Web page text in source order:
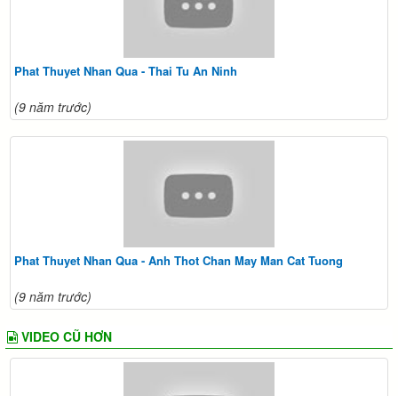
Phat Thuyet Nhan Qua - Thai Tu An Ninh
(9 năm trước)
Phat Thuyet Nhan Qua - Anh Thot Chan May Man Cat Tuong
(9 năm trước)
VIDEO CŨ HƠN